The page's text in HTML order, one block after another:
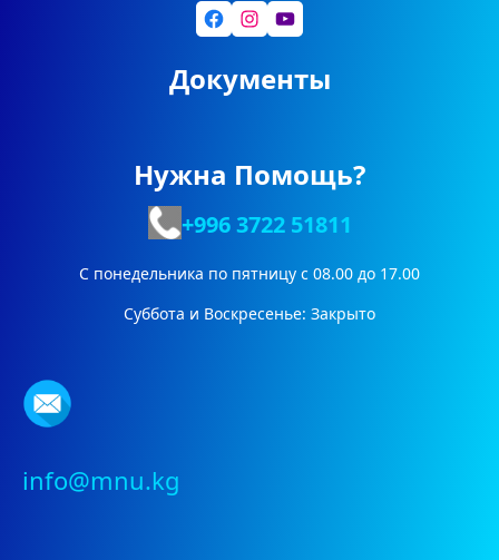
Facebook Instagram YouTube
Документы
Нужна Помощь?
+996 372251811
С понедельника по пятницу с 08.00 до 17.00
Суббота и Воскресенье: Закрыто
info@mnu.kg